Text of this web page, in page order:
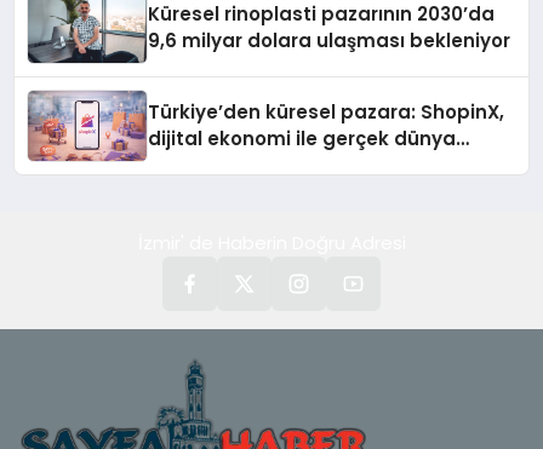
Küresel rinoplasti pazarının 2030’da
9,6 milyar dolara ulaşması bekleniyor
Türkiye’den küresel pazara: ShopinX,
dijital ekonomi ile gerçek dünya